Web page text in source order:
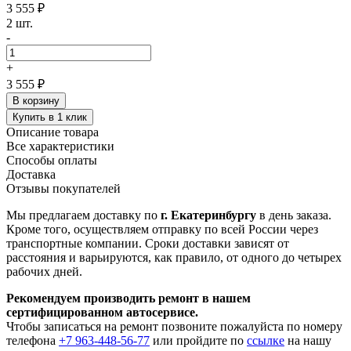
3 555 ₽
2 шт.
-
+
3 555 ₽
В корзину
Купить в 1 клик
Описание товара
Все характеристики
Способы оплаты
Доставка
Отзывы покупателей
Мы предлагаем доставку по г. Екатеринбургу в день заказа.
Кроме того, осуществляем отправку по всей России через
транспортные компании. Сроки доставки зависят от
расстояния и варьируются, как правило, от одного до четырех
рабочих дней.
Рекомендуем производить ремонт в нашем
сертифицированном автосервисе.
Чтобы записаться на ремонт позвоните пожалуйста по номеру
телефона +7 963-448-56-77 или пройдите по ссылке на нашу